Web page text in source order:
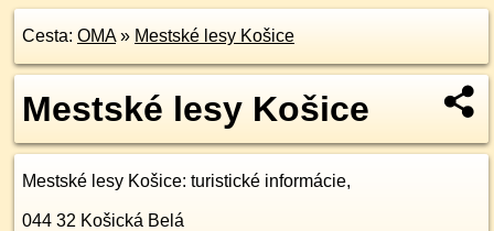
Cesta: OMA» Mestské lesy Košice
Mestské lesy Košice
Mestské lesy Košice: turistické informácie,
044 32 Košická Belá